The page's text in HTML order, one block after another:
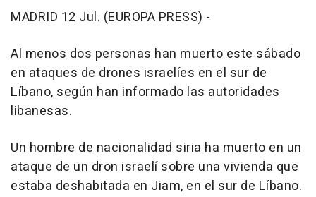
MADRID 12 Jul. (EUROPA PRESS) -
Al menos dos personas han muerto este sábado
en ataques de drones israelíes en el sur de
Líbano, según han informado las autoridades
libanesas.
Un hombre de nacionalidad siria ha muerto en un
ataque de un dron israelí sobre una vivienda que
estaba deshabitada en Jiam, en el sur de Líbano.